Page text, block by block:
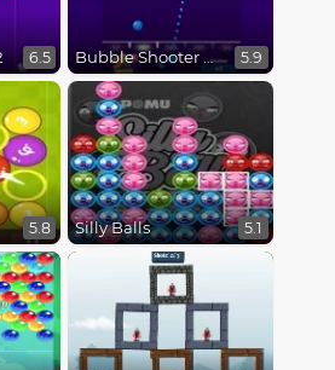
6.5 Bubble Shooter Pro 2 5.9
5.8 Silly Balls 5.1